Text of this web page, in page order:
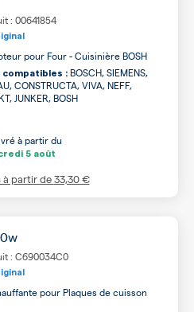
: 00641854
pour Four - Cuisinière BOSH
compatibles : BOSCH, SIEMENS,
CONSTRUCTA, VIVA, NEFF,
JUNKER, BOSH
à partir du
5 août
à partir de33,30 €
: C690034C0
pour Plaques de cuisson